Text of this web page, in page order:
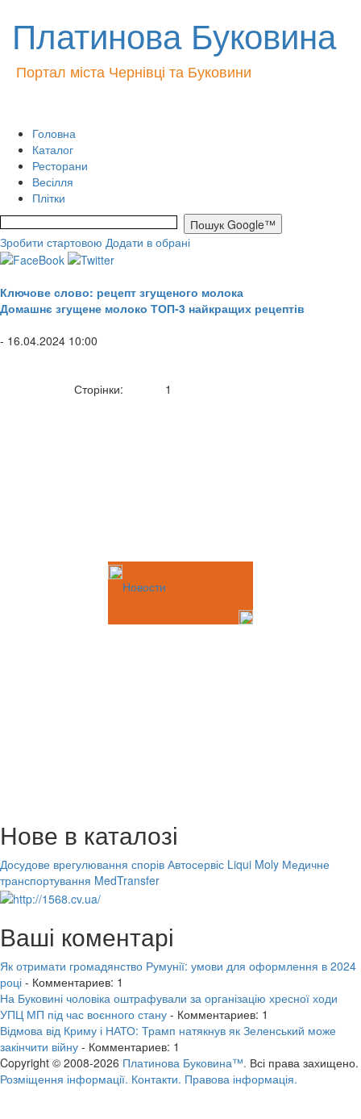
Платинова Буковина
Портал міста Чернівці та Буковини
Головна
Каталог
Ресторани
Весілля
Плітки
Зробити стартовою Додати в обрані
Ключове слово: рецепт згущеного молока
Домашнє згущене молоко ТОП-3 найкращих рецептів
- 16.04.2024 10:00
Сторінки: 1
Новости
Нове в каталозі
Досудове врегулювання спорів Автосервіс Liqui Moly Медичне
транспортування MedTransfer
Ваші коментарі
Як отримати громадянство Румунії: умови для оформлення в 2024
році - Комментариев: 1
На Буковині чоловіка оштрафували за організацію хресної ходи
УПЦ МП під час воєнного стану - Комментариев: 1
Відмова від Криму і НАТО: Трамп натякнув як Зеленський може
закінчити війну - Комментариев: 1
Copyright © 2008-2026 Платинова Буковина™. Всі права захищено.
Розміщення інформації. Контакти. Правова інформація.